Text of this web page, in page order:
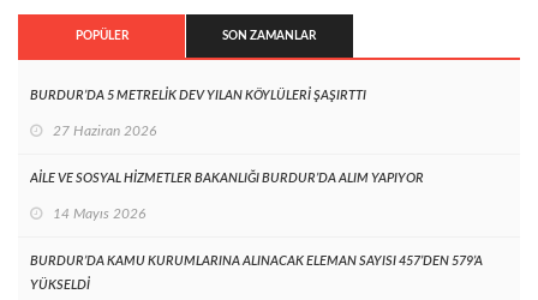
POPÜLER SON ZAMANLAR
BURDUR’DA 5 METRELİK DEV YILAN KÖYLÜLERİ ŞAŞIRTTI
27 Haziran 2026
AİLE VE SOSYAL HİZMETLER BAKANLIĞI BURDUR’DA ALIM YAPIYOR
14 Mayıs 2026
BURDUR’DA KAMU KURUMLARINA ALINACAK ELEMAN SAYISI 457’DEN 579’A
YÜKSELDİ